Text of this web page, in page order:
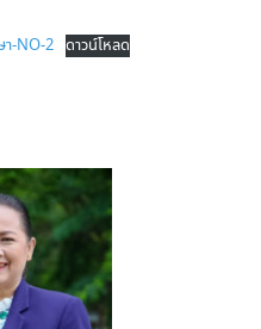
-NO-2 ดาวน์โหลด